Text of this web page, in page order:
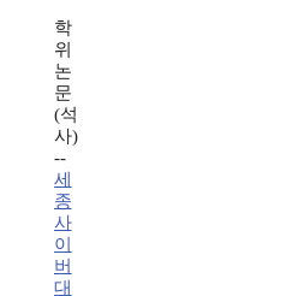
학
위
논
문
(석
사)
--
세
종
사
이
버
대